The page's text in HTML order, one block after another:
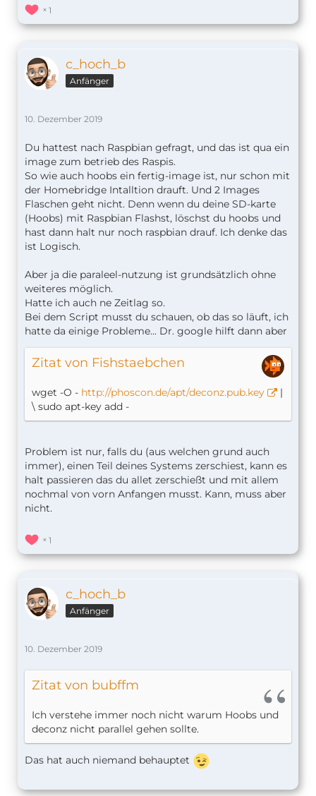
1
c_hoch_b
Anfänger
10. Dezember 2019
Du hattest nach Raspbian gefragt, und das ist qua ein
image zum betrieb des Raspis.
So wie auch hoobs ein fertig-image ist, nur schon mit
der Homebridge Intalltion drauft. Und 2 Images
Flaschen geht nicht. Denn wenn du deine SD-karte
(Hoobs) mit Raspbian Flashst, löschst du hoobs und
hast dann halt nur noch raspbian drauf. Ich denke das
ist Logisch.
Aber ja die paraleel-nutzung ist grundsätzlich ohne
weiteres möglich.
Hatte ich auch ne Zeitlag so.
Bei dem Script musst du schauen, ob das so läuft, ich
hatte da einige Probleme... Dr. google hilft dann aber
Zitat von Fishstaebchen
wget -O - http://phoscon.de/apt/deconz.pub.key
|
\ sudo apt-key add -
Problem ist nur, falls du (aus welchen grund auch
immer), einen Teil deines Systems zerschiest, kann es
halt passieren das du allet zerschießt und mit allem
nochmal von vorn Anfangen musst. Kann, muss aber
nicht.
1
c_hoch_b
Anfänger
10. Dezember 2019
Zitat von bubffm
Ich verstehe immer noch nicht warum Hoobs und
deconz nicht parallel gehen sollte.
Das hat auch niemand behauptet